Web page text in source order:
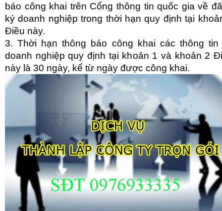
báo công khai trên Cổng thông tin quốc gia về
ký doanh nghiệp trong thời hạn quy định tại
Điều này.
3. Thời hạn thông báo công khai các thông tin
doanh nghiệp quy định tại khoản 1 và khoản 2
này là 30 ngày, kể từ ngày được công khai.